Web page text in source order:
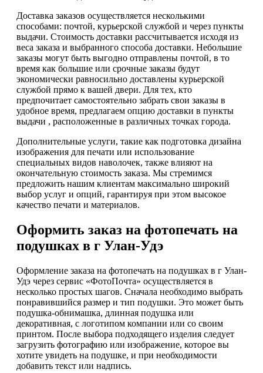
Доставка заказов осуществляется несколькими
способами: почтой, курьерской службой и через пункты
выдачи. Стоимость доставки рассчитывается исходя из
веса заказа и выбранного способа доставки. Небольшие
заказы могут быть выгодно отправлены почтой, в то
время как большие или срочные заказы будут
экономически равносильно доставлены курьерской
службой прямо к вашей двери. Для тех, кто
предпочитает самостоятельно забрать свои заказы в
удобное время, предлагаем опцию доставки в пункты
выдачи , расположенные в различных точках города.
Дополнительные услуги, такие как подготовка дизайна
изображения для печати или использование
специальных видов наволочек, также влияют на
окончательную стоимость заказа. Мы стремимся
предложить нашим клиентам максимально широкий
выбор услуг и опций, гарантируя при этом высокое
качество печати и материалов.
Оформить заказ на фотопечать на
подушках в г Улан-Удэ
Оформление заказа на фотопечать на подушках в г Улан-
Удэ через сервис «ФотоПочта» осуществляется в
несколько простых шагов. Сначала необходимо выбрать
понравившийся размер и тип подушки. Это может быть
подушка-обнимашка, длинная подушка или
декоративная, с логотипом компании или со своим
принтом. После выбора подходящего изделия следует
загрузить фотографию или изображение, которое вы
хотите увидеть на подушке, и при необходимости
добавить текст или надпись.